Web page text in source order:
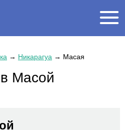
→ Никарагуа → Масая
Масой